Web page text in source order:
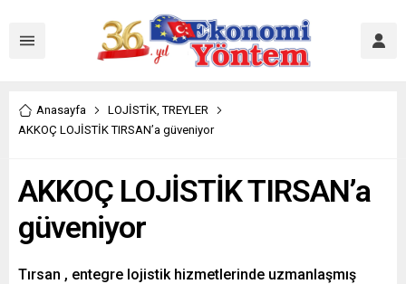
Anasayfa LOJİSTİK,TREYLER
AKKOÇ LOJİSTİK TIRSAN’a güveniyor
AKKOÇ LOJİSTİK TIRSAN’a
güveniyor
Tırsan , entegre lojistik hizmetlerinde uzmanlaşmış